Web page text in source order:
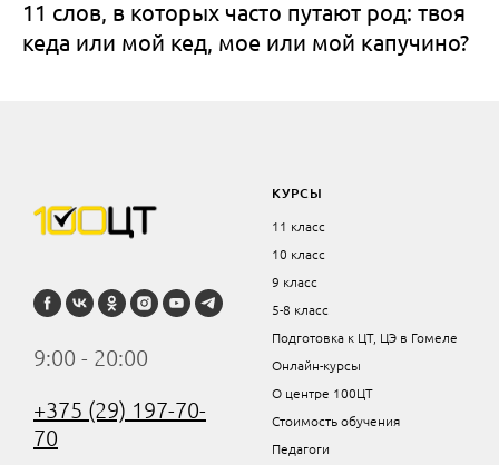
11 слов, в которых часто путают род: твоя
кеда или мой кед, мое или мой капучино?
9:00 - 20:00
+375 (29) 197-70-
70
КУРСЫ
11 класс
10 класс
9 класс
5-8 класс
Подготовка к ЦТ, ЦЭ в Гомеле
Онлайн-курсы
О центре 100ЦТ
Стоимость обучения
Педагоги